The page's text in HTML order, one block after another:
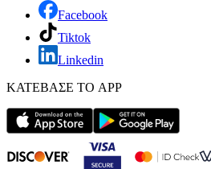
Facebook
Tiktok
Linkedin
ΚΑΤΕΒΑΣΕ ΤΟ APP